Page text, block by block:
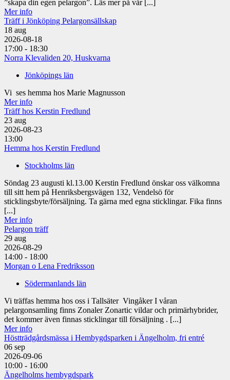
”skapa din egen pelargon”. Läs mer på vår [...]
Mer info
Träff i Jönköping Pelargonsällskap
18 aug
2026-08-18
17:00 - 18:30
Norra Klevaliden 20, Huskvarna
Jönköpings län
Vi ses hemma hos Marie Magnusson
Mer info
Träff hos Kerstin Fredlund
23 aug
2026-08-23
13:00
Hemma hos Kerstin Fredlund
Stockholms län
Söndag 23 augusti kl.13.00 Kerstin Fredlund önskar oss välkomna
till sitt hem på Henriksbergsvägen 132, Vendelsö för
sticklingsbyte/försäljning. Ta gärna med egna sticklingar. Fika finns
[...]
Mer info
Pelargon träff
29 aug
2026-08-29
14:00 - 18:00
Morgan o Lena Fredriksson
Södermanlands län
Vi träffas hemma hos oss i Tallsäter Vingåker I våran
pelargonsamling finns Zonaler Zonartic vildar och primärhybrider,
det kommer även finnas sticklingar till försäljning . [...]
Mer info
Höstträdgårdsmässa i Hembygdsparken i Ängelholm, fri entré
06 sep
2026-09-06
10:00 - 16:00
Ängelholms hembygdspark